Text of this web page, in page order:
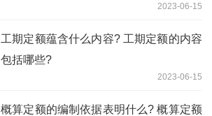
2023-06-15
工期定额蕴含什么内容? 工期定额的内容
包括哪些?
2023-06-15
概算定额的编制依据表明什么? 概算定额